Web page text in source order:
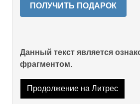
ПОЛУЧИТЬ ПОДАРОК
Данный текст является
фрагментом.
Продолжение на Литрес